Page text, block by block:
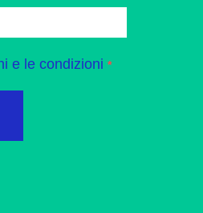
e le condizioni